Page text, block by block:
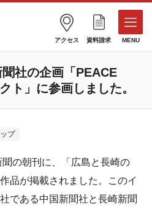
アクセス 資料請求 MENU
社の企画「PEACE
ト」に参画しました。
プ
の朝刊に、「広島と長崎の
品が掲載されました。このイ
である中国新聞社と長崎新聞